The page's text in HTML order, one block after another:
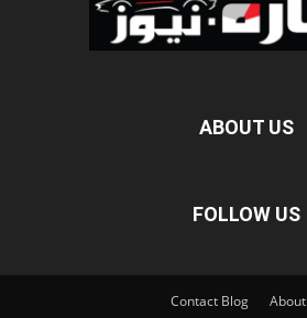
ABOUT US
FOLLOW US
About
Blog
Contact